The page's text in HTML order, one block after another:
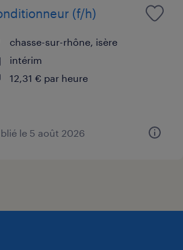
(f/h)
chasse-sur-rhône, isère
intérim
12,31 € par heure
le 5 août 2026